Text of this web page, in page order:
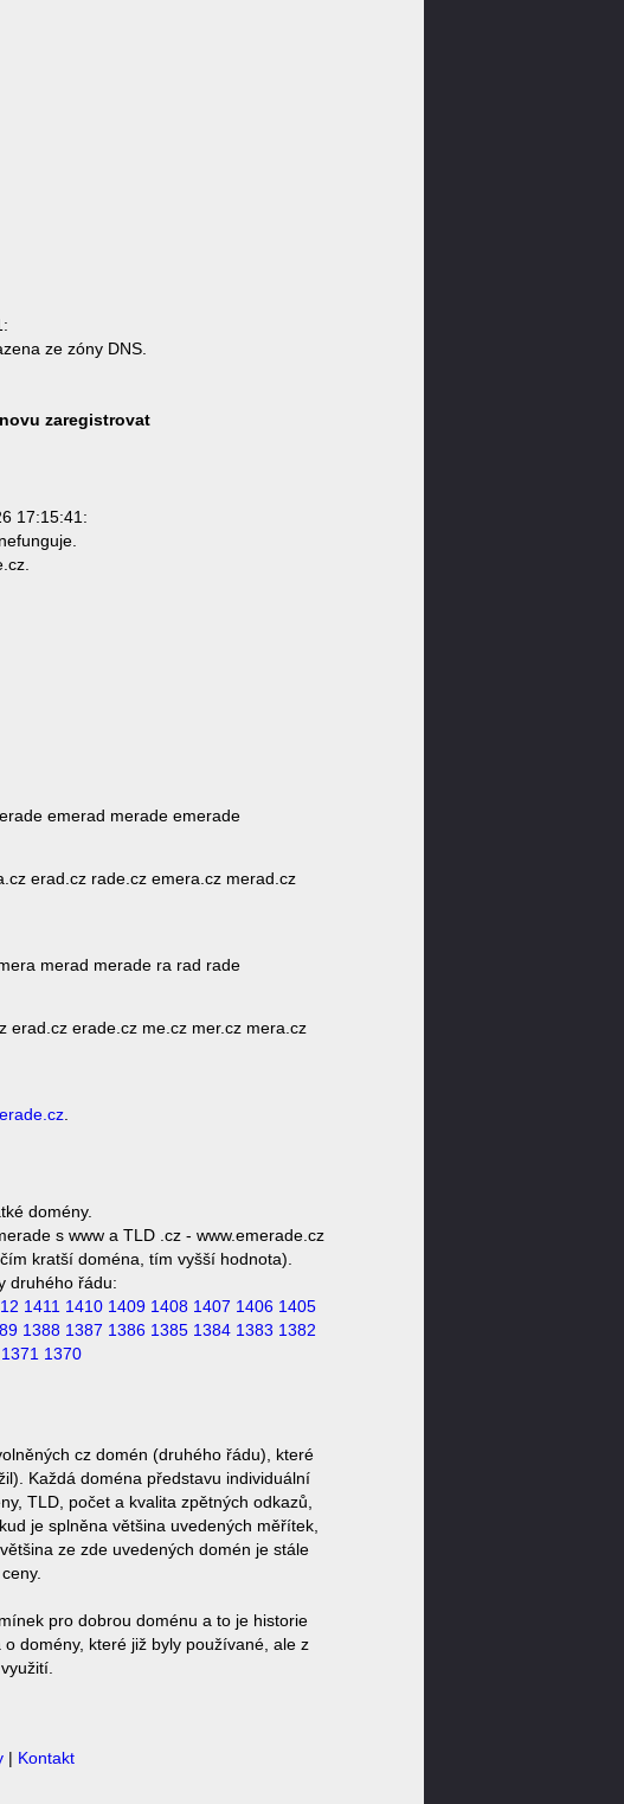
ze zóny DNS.
zaregistrovat
17:15:41:
emerad merade emerade
erad.cz rade.cz emera.cz merad.cz
merad merade ra rad rade
erad.cz erade.cz me.cz mer.cz mera.cz
domény.
s www a TLD .cz - www.emerade.cz
kratší doména, tím vyšší hodnota).
druhého řádu:
1411 1410 1409 1408 1407 1406 1405
1388 1387 1386 1385 1384 1383 1382
1371 1370
cz domén (druhého řádu), které
Každá doména představu individuální
TLD, počet a kvalita zpětných odkazů,
je splněna většina uvedených měřítek,
ze zde uvedených domén je stále
pro dobrou doménu a to je historie
domény, které již byly používané, ale z
| Kontakt